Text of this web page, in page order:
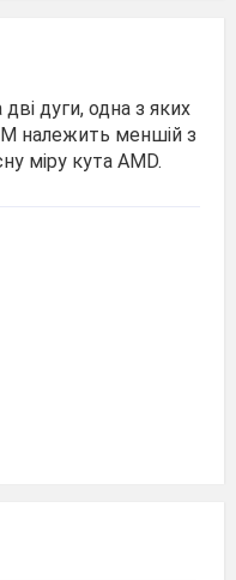
дуги, одна з яких
належить меншій з
міру кута AMD.